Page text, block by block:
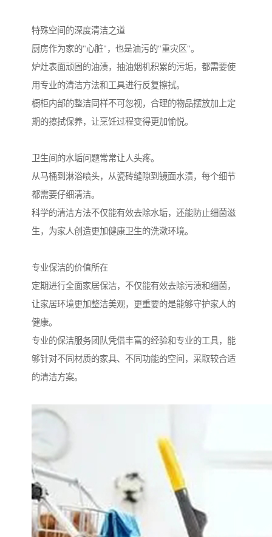
特殊空间的深度清洁之道
厨房作为家的"心脏"，也是油污的"重灾区"。
炉灶表面顽固的油渍，抽油烟机积累的污垢，都需要使
用专业的清洁方法和工具进行反复擦拭。
橱柜内部的整洁同样不可忽视，合理的物品摆放加上定
期的擦拭保养，让烹饪过程变得更加愉悦。
卫生间的水垢问题常常让人头疼。
从马桶到淋浴喷头，从瓷砖缝隙到镜面水渍，每个细节
都需要仔细清洁。
科学的清洁方法不仅能有效去除水垢，还能防止细菌滋
生，为家人创造更加健康卫生的洗漱环境。
专业保洁的价值所在
定期进行全面家居保洁，不仅能有效去除污渍和细菌，
让家居环境更加整洁美观，更重要的是能够守护家人的
健康。
专业的保洁服务团队凭借丰富的经验和专业的工具，能
够针对不同材质的家具、不同功能的空间，采取较合适
的清洁方案。